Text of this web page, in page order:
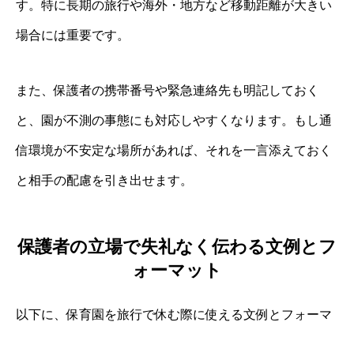
す。特に長期の旅行や海外・地方など移動距離が大きい
場合には重要です。
また、保護者の携帯番号や緊急連絡先も明記しておく
と、園が不測の事態にも対応しやすくなります。もし通
信環境が不安定な場所があれば、それを一言添えておく
と相手の配慮を引き出せます。
保護者の立場で失礼なく伝わる文例とフ
ォーマット
以下に、保育園を旅行で休む際に使える文例とフォーマ